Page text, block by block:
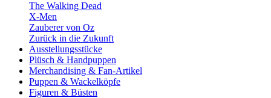
The Walking Dead
X-Men
Zauberer von Oz
Zurück in die Zukunft
Ausstellungsstücke
Plüsch & Handpuppen
Merchandising & Fan-Artikel
Puppen & Wackelköpfe
Figuren & Büsten